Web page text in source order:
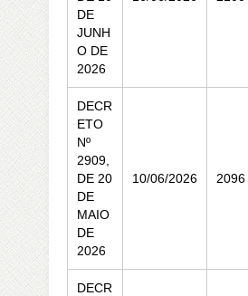
DE
JUNH
O DE
2026
DECR
ETO
Nº
2909,
DE 20
DE
MAIO
DE
2026
10/06/2026 2096
DECR